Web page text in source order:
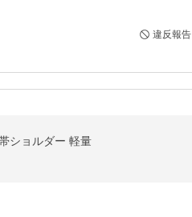
違反報告
ショルダー 軽量